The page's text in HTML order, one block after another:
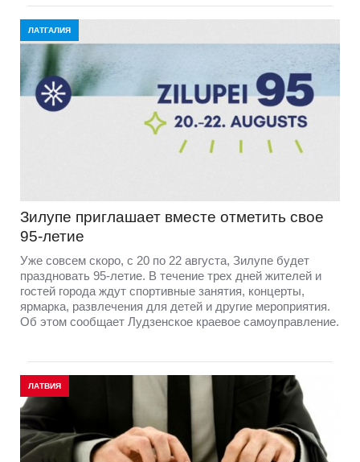
ЛАТГАЛИЯ
Зилупе приглашает вместе отметить свое
95-летие
Уже совсем скоро, с 20 по 22 августа, Зилупе будет
праздновать 95-летие. В течение трех дней жителей и
гостей города ждут спортивные занятия, концерты,
ярмарка, развлечения для детей и другие мероприятия.
Об этом сообщает Лудзенское краевое самоуправление.
ЛАТВИЯ